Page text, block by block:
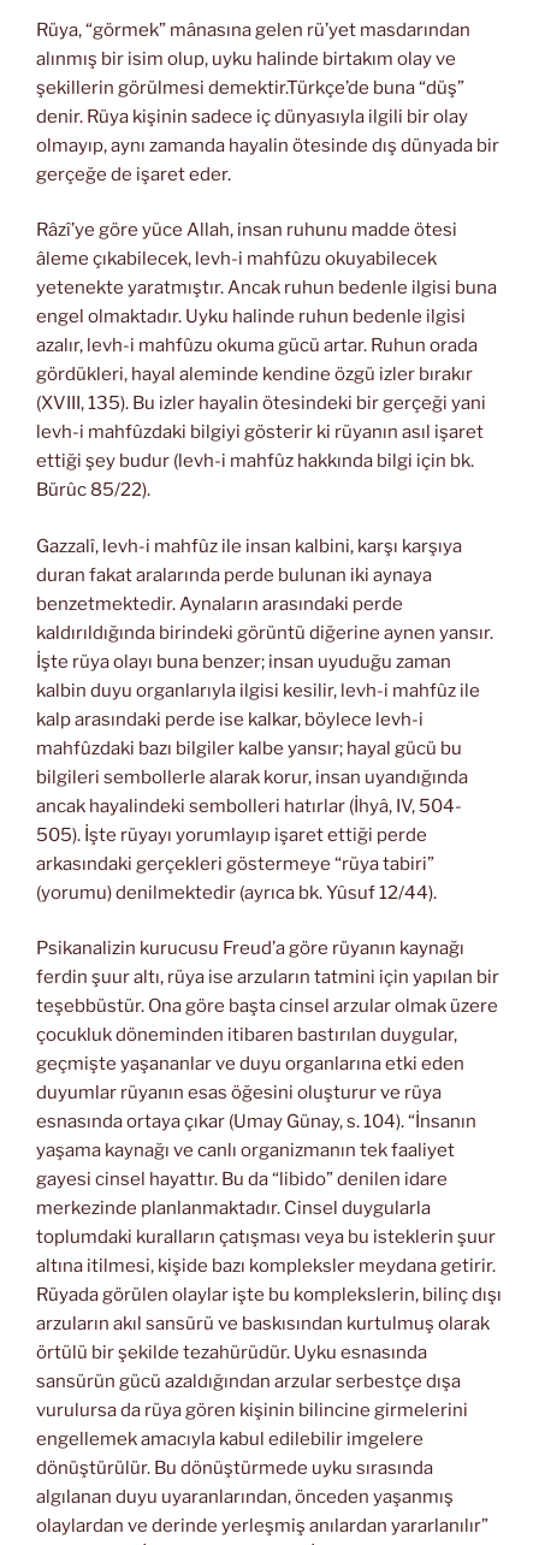
Rüya, “görmek” mânasına gelen rü’yet masdarından
alınmış bir isim olup, uyku halinde birtakım olay ve
şekillerin görülmesi demektir.Türkçe’de buna “düş”
denir. Rüya kişinin sadece iç dünyasıyla ilgili bir olay
olmayıp, aynı zamanda hayalin ötesinde dış dünyada bir
gerçeğe de işaret eder.
Râzî’ye göre yüce Allah, insan ruhunu madde ötesi
âleme çıkabilecek, levh-i mahfûzu okuyabilecek
yetenekte yaratmıştır. Ancak ruhun bedenle ilgisi buna
engel olmaktadır. Uyku halinde ruhun bedenle ilgisi
azalır, levh-i mahfûzu okuma gücü artar. Ruhun orada
gördükleri, hayal aleminde kendine özgü izler bırakır
(XVIII, 135). Bu izler hayalin ötesindeki bir gerçeği yani
levh-i mahfûzdaki bilgiyi gösterir ki rüyanın asıl işaret
ettiği şey budur (levh-i mahfûz hakkında bilgi için bk.
Bürûc 85/22).
Gazzalî, levh-i mahfûz ile insan kalbini, karşı karşıya
duran fakat aralarında perde bulunan iki aynaya
benzetmektedir. Aynaların arasındaki perde
kaldırıldığında birindeki görüntü diğerine aynen yansır.
İşte rüya olayı buna benzer; insan uyuduğu zaman
kalbin duyu organlarıyla ilgisi kesilir, levh-i mahfûz ile
kalp arasındaki perde ise kalkar, böylece levh-i
mahfûzdaki bazı bilgiler kalbe yansır; hayal gücü bu
bilgileri sembollerle alarak korur, insan uyandığında
ancak hayalindeki sembolleri hatırlar (İhyâ, IV, 504-
505). İşte rüyayı yorumlayıp işaret ettiği perde
arkasındaki gerçekleri göstermeye “rüya tabiri”
(yorumu) denilmektedir (ayrıca bk. Yûsuf 12/44).
Psikanalizin kurucusu Freud’a göre rüyanın kaynağı
ferdin şuur altı, rüya ise arzuların tatmini için yapılan bir
teşebbüstür. Ona göre başta cinsel arzular olmak üzere
çocukluk döneminden itibaren bastırılan duygular,
geçmişte yaşananlar ve duyu organlarına etki eden
duyumlar rüyanın esas öğesini oluşturur ve rüya
esnasında ortaya çıkar (Umay Günay, s. 104). “İnsanın
yaşama kaynağı ve canlı organizmanın tek faaliyet
gayesi cinsel hayattır. Bu da “libido” denilen idare
merkezinde planlanmaktadır. Cinsel duygularla
toplumdaki kuralların çatışması veya bu isteklerin şuur
altına itilmesi, kişide bazı kompleksler meydana getirir.
Rüyada görülen olaylar işte bu komplekslerin, bilinç dışı
arzuların akıl sansürü ve baskısından kurtulmuş olarak
örtülü bir şekilde tezahürüdür. Uyku esnasında
sansürün gücü azaldığından arzular serbestçe dışa
vurulursa da rüya gören kişinin bilincine girmelerini
engellemek amacıyla kabul edilebilir imgelere
dönüştürülür. Bu dönüştürmede uyku sırasında
algılanan duyu uyaranlarından, önceden yaşanmış
olaylardan ve derinde yerleşmiş anılardan yararlanılır”